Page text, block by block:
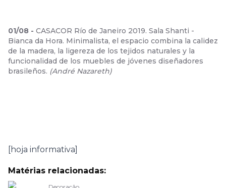
01/08 - CASACOR Río de Janeiro 2019. Sala Shanti -
Bianca da Hora. Minimalista, el espacio combina la calidez
de la madera, la ligereza de los tejidos naturales y la
funcionalidad de los muebles de jóvenes diseñadores
brasileños. (André Nazareth)
[hoja informativa]
Matérias relacionadas: